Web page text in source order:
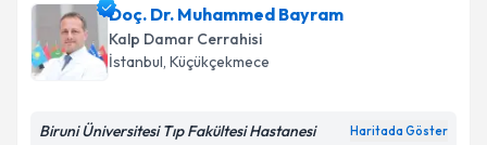
Doç. Dr. Muhammed Bayram
Kalp Damar Cerrahisi
İstanbul, Küçükçekmece
Biruni Üniversitesi Tıp Fakültesi Hastanesi Haritada Göster